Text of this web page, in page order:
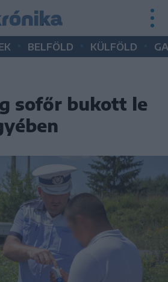
BELFÖLD KÜLFÖLD
sofőr bukott le